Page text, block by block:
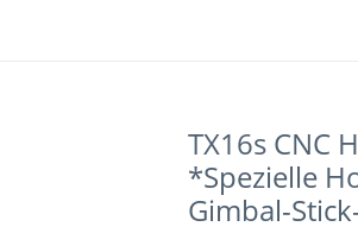
TX16s CNC
*Spezielle
Gimbal-